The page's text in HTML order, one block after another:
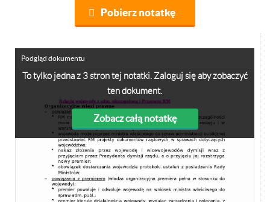
Pobierz notatkę
To tylko jedna z 3 stron tej notatki. Zaloguj się aby zobaczyć
ten dokument.
Zobacz całą notatkę
Podgląd dokumentu